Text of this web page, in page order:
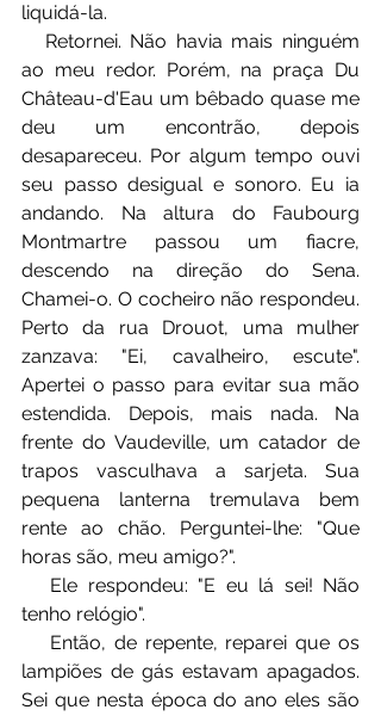
liquidá-la.
⠀ Retornei. Não havia mais ninguém
ao meu redor. Porém, na praça Du
Château-d'Eau um bêbado quase me
deu um encontrão, depois
desapareceu. Por algum tempo ouvi
seu passo desigual e sonoro. Eu ia
andando. Na altura do Faubourg
Montmartre passou um fiacre,
descendo na direção do Sena.
Chamei-o. O cocheiro não respondeu.
Perto da rua Drouot, uma mulher
zanzava: "Ei, cavalheiro, escute".
Apertei o passo para evitar sua mão
estendida. Depois, mais nada. Na
frente do Vaudeville, um catador de
trapos vasculhava a sarjeta. Sua
pequena lanterna tremulava bem
rente ao chão. Perguntei-lhe: "Que
horas são, meu amigo?".
⠀⠀Ele respondeu: "E eu lá sei! Não
tenho relógio".
⠀⠀Então, de repente, reparei que os
lampiões de gás estavam apagados.
Sei que nesta época do ano eles são